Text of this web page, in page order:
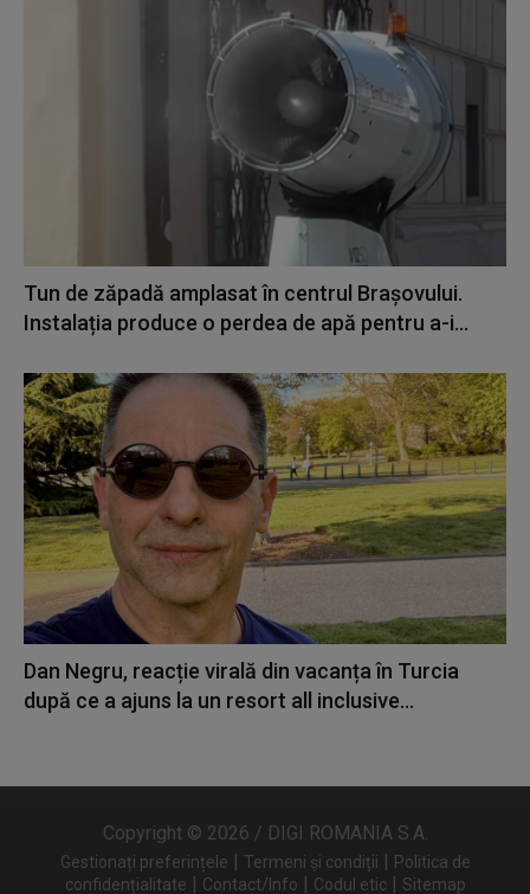
Tun de zăpadă amplasat în centrul Brașovului.
Instalația produce o perdea de apă pentru a-i...
Dan Negru, reacție virală din vacanța în Turcia
după ce a ajuns la un resort all inclusive...
Copyright © 2026 / DIGI ROMANIA S.A.
Gestionați preferințele | Termeni și condiții | Politica de
confidențialitate | Contact/Info | Codul etic | Sitemap